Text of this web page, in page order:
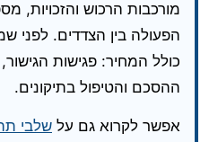
מורכבות הרכוש והזכויות,
הפעולה בין הצדדים. לפני
כולל המחיר: פגישות
ההסכם והטיפול בתיקונים.
אפשר לקרוא גם על שלבי